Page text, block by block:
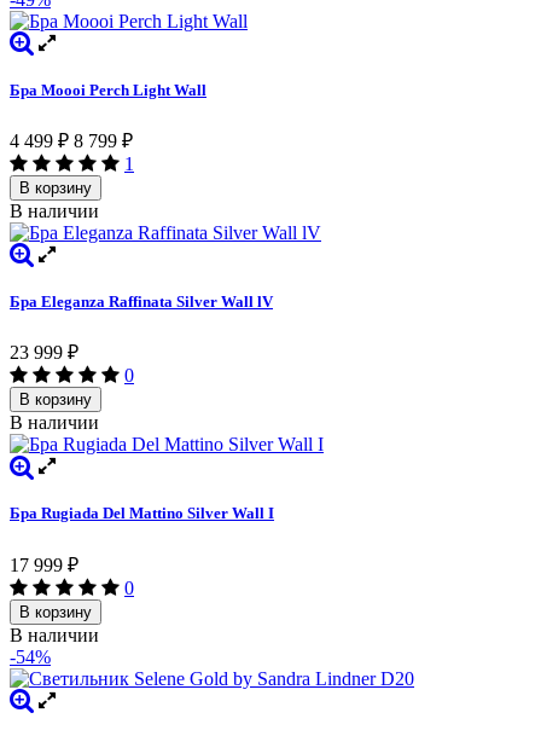
Бра Moooi Perch Light Wall
4 499 ₽ 8 799 ₽
1
В корзину
В наличии
Бра Eleganza Raffinata Silver Wall lV
23 999 ₽
0
В корзину
В наличии
Бра Rugiada Del Mattino Silver Wall I
17 999 ₽
0
В корзину
В наличии
-54%